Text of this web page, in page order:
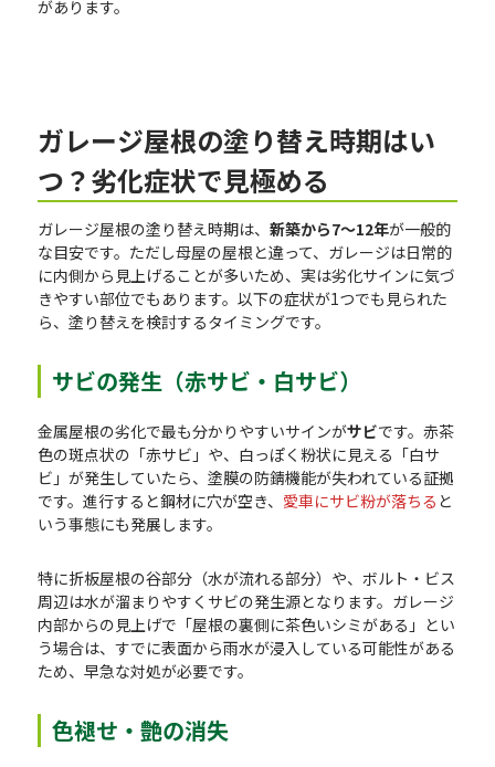
があります。
ガレージ屋根の塗り替え時期はい
つ？劣化症状で見極める
ガレージ屋根の塗り替え時期は、 新築から7〜12年が一般的
な目安です。ただし母屋の屋根と違って、ガレージは日常的
に内側から見上げることが多いため、実は劣化サインに気づ
きやすい部位でもあります。以下の症状が1つでも見られた
ら、塗り替えを検討するタイミングです。
サビの発生（赤サビ・白サビ）
金属屋根の劣化で最も分かりやすいサインがサビです。赤茶
色の斑点状の「赤サビ」や、白っぽく粉状に見える「白サ
ビ」が発生していたら、塗膜の防錆機能が失われている証拠
です。進行すると鋼材に穴が空き、 愛車にサビ粉が落ちる と
いう事態にも発展します。
特に折板屋根の谷部分（水が流れる部分）や、ボルト・ビス
周辺は水が溜まりやすくサビの発生源となります。ガレージ
内部からの見上げで「屋根の裏側に茶色いシミがある」とい
う場合は、すでに表面から雨水が浸入している可能性がある
ため、早急な対処が必要です。
色褪せ・艶の消失